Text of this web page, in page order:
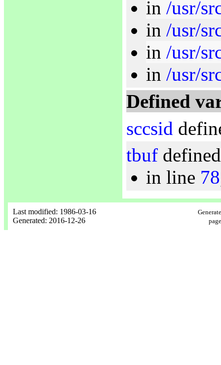
in /usr/
in /usr/
in /usr/
in /usr/
Defined
sccsid
tbuf
in line 78
Last modified: 1986-03-16
Generated: 2016-12-26